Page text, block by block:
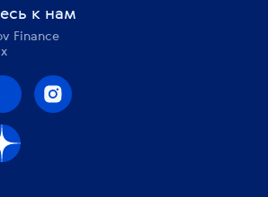
Finance
к нам